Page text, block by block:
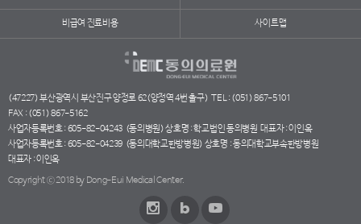
비급여 진료비용 사이트맵
(47227) 부산광역시 부산진구 양정로 62(양정역 4번 출구) TEL : (051) 867-5101
FAX : (051) 867-5162
사업자등록번호 : 605-82-04243 (동의병원) 상호명 : 학교법인 동의병원 대표자 : 이인옥
사업자등록번호 : 605-82-04239 (동의대학교한방병원) 상호명 : 동의대학교부속한방병원
대표자 : 이인옥
Copyright ⓒ 2018 by Dong-Eui Medical Center.